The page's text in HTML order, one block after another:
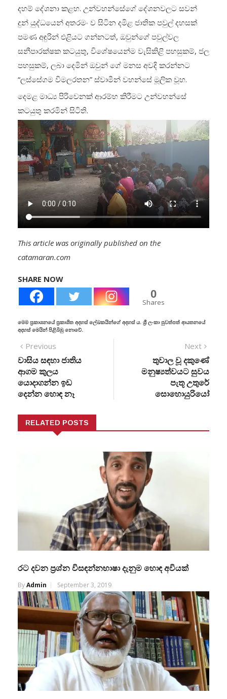
දහම් දේශනා කළහ. උන්වහන්සේගේ දේශනවලට සවන්
දුන් යුද්ධයෙන් අතරමං ව සිටින දමිළ ජාතික පවුල් දහසක්
පමණ අඳුරින් එළියට ගන්නටත්, ඔවුන්ගේ පවුල්වල
සනීපාරක්ෂක කටයුතු, විශේෂයෙන්ම වැසිකිළි පහසුකම්, ජල
පහසුකම්, ලබා දෙමින් ඔවුන් ගේ මනස අවදි කරන්නට
“ලස්සේගම විමලරතන” ස්වාමීන් වහන්සේ මූලික වූහ.
දෙමළ මාධ්‍ය පිරිවෙනක් ආරම්භ කිරීමට උන්වහන්සේ
කටයුතු කරමින් සිටිති.
This article was originally published on the
catamaran.com
SHARE NOW
0
Shares
මෙම ප්‍රකාශනයේ ප්‍රකාශිත අදහස් ලේඛකයින්ගේ අදහස් ය. ශ්‍රී ලංකා පුවත්පත් ආයතනයේ
අදහස් මෙයින් පිළිබිඹු නොවේ.
Previous
වාසිය සඳහා ජාතිය
ආගම කුලය
යොදාගන්න ඉඩ
දෙන්න හොඳ නෑ
Next
තුවාල වූ දකුණේ
මනුෂ්‍යත්වයට සුවය
පැතූ උතුරේ
සොහොයුරියෝ
RELATED POSTS
රට දවන ප්‍රශ්න විසඳන්නභාෂා දැනුම හොඳ අවියක්
ByAdmin September 3, 2019